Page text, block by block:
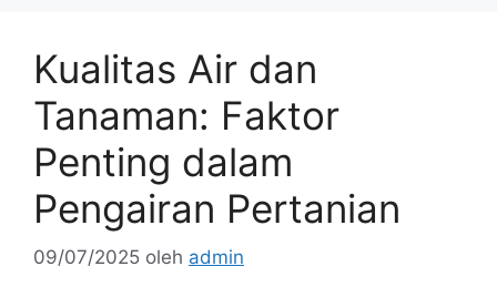
Kualitas Air dan
Tanaman: Faktor
Penting dalam
Pengairan Pertanian
09/07/2025 oleh admin